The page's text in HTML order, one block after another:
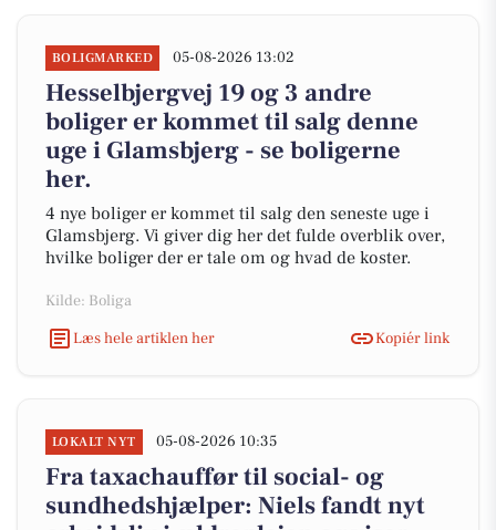
BOLIGMARKED 05-08-2026 13:02
Hesselbjergvej 19 og 3 andre
boliger er kommet til salg denne
uge i Glamsbjerg - se boligerne
her.
4 nye boliger er kommet til salg den seneste uge i
Glamsbjerg. Vi giver dig her det fulde overblik over,
hvilke boliger der er tale om og hvad de koster.
Kilde: Boliga
Læs hele artiklen her
Kopiér link
LOKALT NYT 05-08-2026 10:35
Fra taxachauffør til social- og
sundhedshjælper: Niels fandt nyt